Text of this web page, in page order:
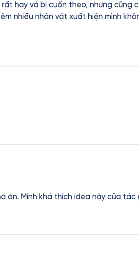
hay và bị cuốn theo, nhưng cũng
nhiều nhân vật xuất hiện mình
án. Mình khá thích idea này của